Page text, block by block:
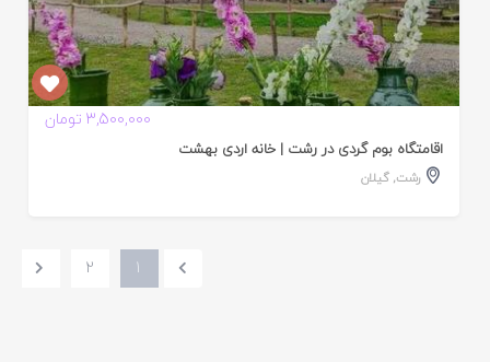
3,500,000 تومان
اقامتگاه بوم گردی در رشت | خانه اردی بهشت
رشت,گیلان
1
2